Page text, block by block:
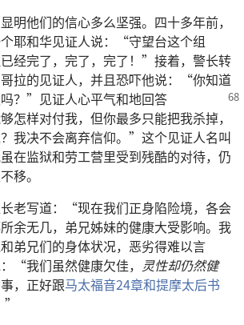
明他们的信心多么坚强。四十多年前，
耶和华见证人说：“守望台这个组
经完了，完了，完了！”接着，警长转
拉的见证人，并且恐吓他说：“你知道
？”见证人心平气和地回答
怎样对付我，但你最多只能把我杀掉，
我决不会离弃信仰。”这个见证人名叫
在监狱和劳工营里受到残酷的对待，仍
移。
老写道：“现在我们正身陷险境，各会
余无几，弟兄姊妹的健康大受影响。我
弟兄们的身体状况，恶劣得难以言
“我们虽然健康欠佳， 灵性却仍然健
，正好跟马太福音24章和提摩太后书